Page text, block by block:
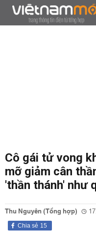
Cô gái tử vong
mỡ giảm cân
'thần thánh' như
Thu Nguyên (Tổng hợp)
15
Chia sẻ